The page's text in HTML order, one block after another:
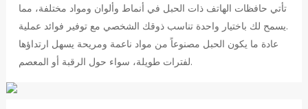
تأتي حافظات الهاتف ذات الحبل في أنماط وألوان ومواد مختلفة، مما
يسمح لك باختيار واحدة تناسب ذوقك الشخصي مع توفير فوائد عملية.
عادة ما يكون الحبل مصنوعاً من مواد ناعمة ومريحة يسهل ارتداؤها
لفترات طويلة، سواء حول الرقبة أو المعصم.